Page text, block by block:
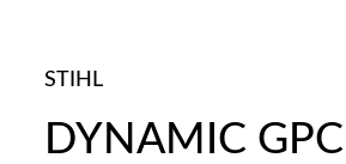
STIHL
DYNAMIC